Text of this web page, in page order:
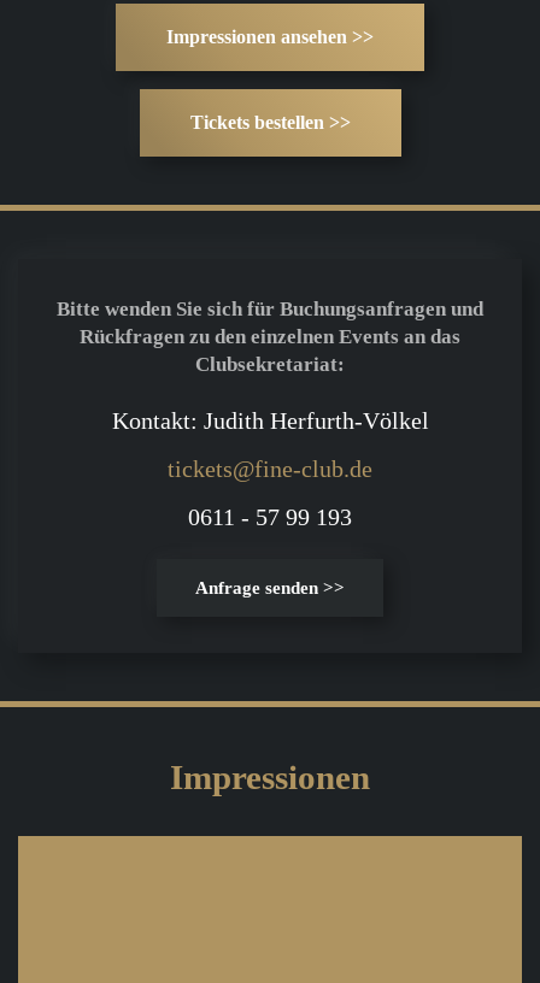
Impressionen ansehen >>
Tickets bestellen >>
Bitte wenden Sie sich für Buchungsanfragen und
Rückfragen zu den einzelnen Events an das
Clubsekretariat:
Kontakt: Judith Herfurth-Völkel
tickets@fine-club.de
0611 - 57 99 193
Anfrage senden >>
Impressionen